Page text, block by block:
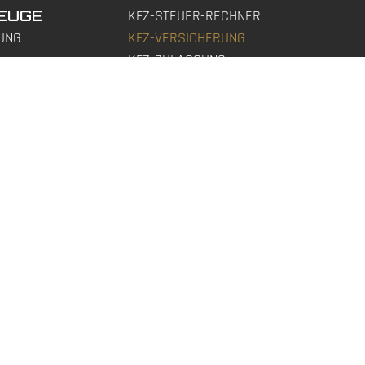
KFZ-STEUER-RECHNER
KFZ-VERSICHERUNG
KFZ-ZULASSUNG